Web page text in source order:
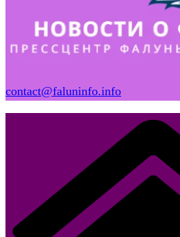
contact@faluninfo.info